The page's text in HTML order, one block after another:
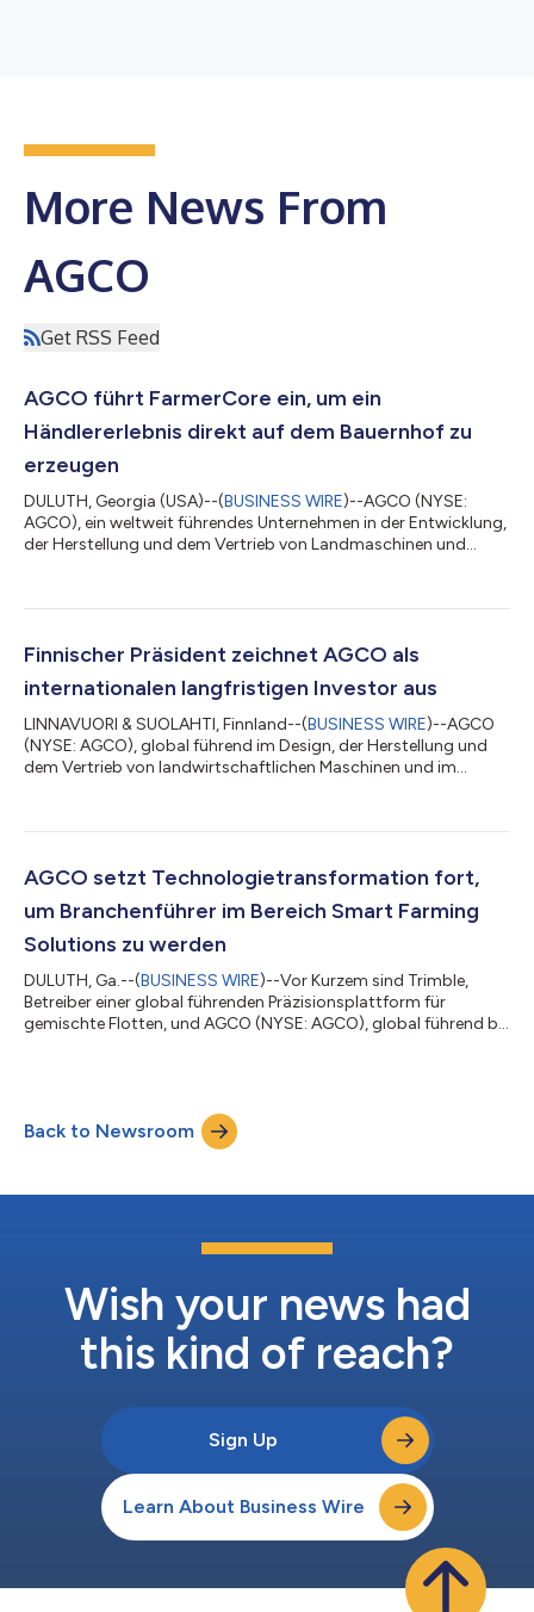
More News From
AGCO
Get RSS Feed
AGCO führt FarmerCore ein, um ein
Händlererlebnis direkt auf dem Bauernhof zu
erzeugen
DULUTH, Georgia (USA)--(BUSINESS WIRE)--AGCO (NYSE:
AGCO), ein weltweit führendes Unternehmen in der Entwicklung,
der Herstellung und dem Vertrieb von Landmaschinen und
Initiative, die Landwirten und Händlern eine neue Generation von
Vertriebsmodells ist ein bedeutender Meilenstein bei der
Finnischer Präsident zeichnet AGCO als
internationalen langfristigen Investor aus
LINNAVUORI & SUOLAHTI, Finnland--(BUSINESS WIRE)--AGCO
(NYSE: AGCO), global führend im Design, der Herstellung und
dem Vertrieb von landwirtschaftlichen Maschinen und im
der Republik Finnland in der Kategorie Langfristiger
international erfolgreiche Unternehmen oder Gemeinden
verliehen. „AGCO’s Wachstum in Finnla...
AGCO setzt Technologietransformation fort,
um Branchenführer im Bereich Smart Farming
Solutions zu werden
DULUTH, Ga.--(BUSINESS WIRE)--Vor Kurzem sind Trimble,
Betreiber einer global führenden Präzisionsplattform für
gemischte Flotten, und AGCO (NYSE: AGCO), global führend bei
Technologie. „Unser JV mit Trimble ist ein wichtiger Schritt in
der Geschichte unseres Unternehmens und der bedeutendste
Agrar-Tech-Deal seit langem. Und wir...
Back to Newsroom
Wish your news had
this kind of reach?
Sign Up
Learn About Business Wire